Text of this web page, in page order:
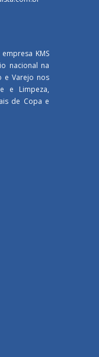
KMS
nacional na
e Varejo nos
e Limpeza,
de Copa e